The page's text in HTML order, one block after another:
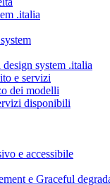
.italia
system .italia
e servizi
dei modelli
disponibili
e accessibile
e Graceful